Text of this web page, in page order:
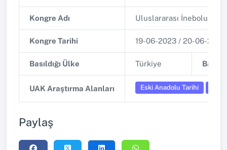
Kongre Adı Uluslararası İnebolu
Kongre Tarihi 19-06-2023 / 20-06-2023
Basıldığı Ülke Türkiye
UAK Araştırma Alanları Eski Anadolu Tarihi
Paylaş